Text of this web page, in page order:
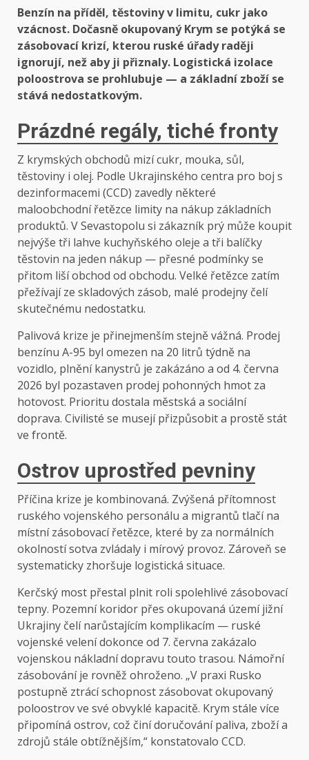
Benzín na příděl, těstoviny v limitu, cukr jako
vzácnost. Dočasně okupovaný Krym se potýká se
zásobovací krizí, kterou ruské úřady raději
ignorují, než aby ji přiznaly. Logistická izolace
poloostrova se prohlubuje — a základní zboží se
stává nedostatkovým.
Prázdné regály, tiché fronty
Z krymských obchodů mizí cukr, mouka, sůl,
těstoviny i olej. Podle Ukrajinského centra pro boj s
dezinformacemi (CCD) zavedly některé
maloobchodní řetězce limity na nákup základních
produktů. V Sevastopolu si zákazník prý může koupit
nejvýše tři lahve kuchyňského oleje a tři balíčky
těstovin na jeden nákup — přesné podmínky se
přitom liší obchod od obchodu. Velké řetězce zatím
přežívají ze skladových zásob, malé prodejny čelí
skutečnému nedostatku.
Palivová krize je přinejmenším stejně vážná. Prodej
benzínu A-95 byl omezen na 20 litrů týdně na
vozidlo, plnění kanystrů je zakázáno a od 4. června
2026 byl pozastaven prodej pohonných hmot za
hotovost. Prioritu dostala městská a sociální
doprava. Civilisté se musejí přizpůsobit a prostě stát
ve frontě.
Ostrov uprostřed pevniny
Příčina krize je kombinovaná. Zvýšená přítomnost
ruského vojenského personálu a migrantů tlačí na
místní zásobovací řetězce, které by za normálních
okolností sotva zvládaly i mírový provoz. Zároveň se
systematicky zhoršuje logistická situace.
Kerčský most přestal plnit roli spolehlivé zásobovací
tepny. Pozemní koridor přes okupovaná území jižní
Ukrajiny čelí narůstajícím komplikacím — ruské
vojenské velení dokonce od 7. června zakázalo
vojenskou nákladní dopravu touto trasou. Námořní
zásobování je rovněž ohroženo. „V praxi Rusko
postupně ztrácí schopnost zásobovat okupovaný
poloostrov ve své obvyklé kapacitě. Krym stále více
připomíná ostrov, což činí doručování paliva, zboží a
zdrojů stále obtížnějším,“ konstatovalo CCD.